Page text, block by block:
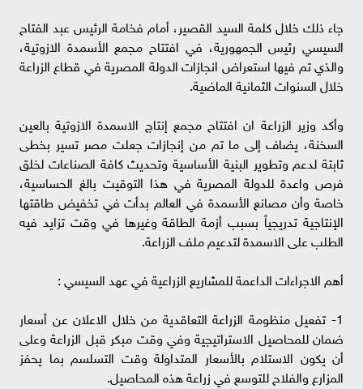
جاء ذلك خلال كلمة السيد القصير، أمام فخامة الرئيس عبد الفتاح
السيسي رئيس الجمهورية، في افتتاح مجمع الأسمدة الازوتية،
والذي تم فيها استعراض انجازات الدولة المصرية في قطاع الزراعة
خلال السنوات الثمانية الماضية.
وأكد وزير الزراعة ان افتتاح مجمع إنتاج الاسمدة الازوتية بالعين
السخنة، يضاف إلى ما تم من إنجازات جعلت مصر تسير بخطى
ثابتة لدعم وتطوير البنية الأساسية وتحديث كافة الصناعات لخلق
فرص واعدة للدولة المصرية في هذا التوقيت بالغ الحساسية،
خاصة وأن مصانع الأسمدة في العالم بدأت في تخفيض طاقتها
الإنتاجية تدريجياً بسبب أزمة الطاقة وغيرها في وقت تزايد فيه
الطلب على الاسمدة لتدعيم ملف الزراعة.
أهم الاجراءات الداعمة للمشاريع الزراعية في عهد السيسي :
1- تفعيل منظومة الزراعة التعاقدية من خلال الاعلان عن أسعار
ضمان للمحاصيل الاستراتيجية وفي وقت مبكر قبل الزراعة وعلى
أن يكون الاستلام بالأسعار المتداولة وقت التسلسم بما يحفز
المزارع والفلاح للتوسع في زراعة هذه المحاصيل.